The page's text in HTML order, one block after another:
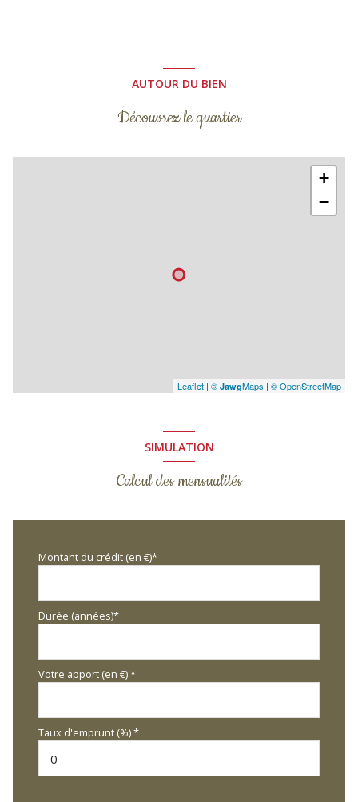
AUTOUR DU BIEN
Découvrez le quartier
+
−
Leaflet | © JawgMaps | © OpenStreetMap
SIMULATION
Calcul des mensualités
Montant du crédit (en €)*
Durée (années)*
Votre apport (en €) *
Taux d'emprunt (%) *